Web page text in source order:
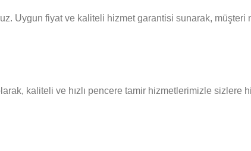
Uygun fiyat ve kaliteli hizmet garantisi sunarak, müşteri
kaliteli ve hızlı pencere tamir hizmetlerimizle sizlere